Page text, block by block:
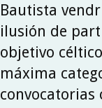
Bautista
ilusión de
objetivo
máxima
convocatorias